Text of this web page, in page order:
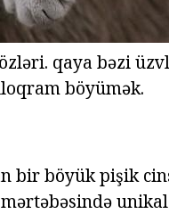
qaya bəzi
böyümək.
bir böyük pişik